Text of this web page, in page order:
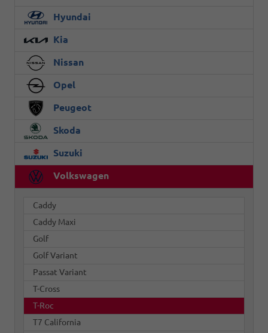
Hyundai
Kia
Nissan
Opel
Peugeot
Skoda
Suzuki
Volkswagen
Caddy
Caddy Maxi
Golf
Golf Variant
Passat Variant
T-Cross
T-Roc
T7 California